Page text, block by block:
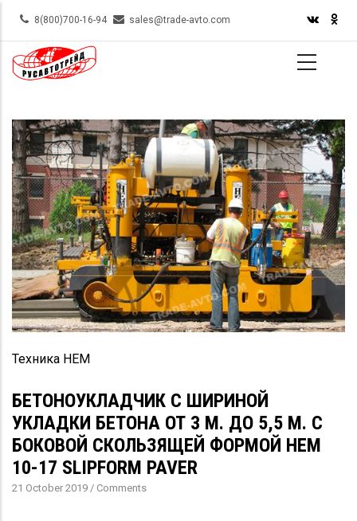
Skip
main
content
8(800)700-16-94 sales@trade-avto.com
Техника HEM
БЕТОНОУКЛАДЧИК С ШИРИНОЙ
УКЛАДКИ БЕТОНА ОТ 3 М. ДО 5,5 М. С
БОКОВОЙ СКОЛЬЗЯЩЕЙ ФОРМОЙ HEM
10-17 SLIPFORM PAVER
21 October 2019 / Comments